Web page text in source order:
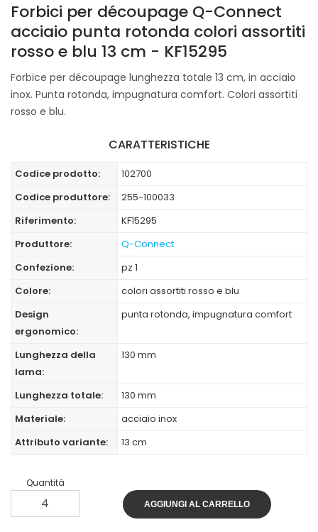
Forbici per découpage Q-Connect
acciaio punta rotonda colori assortiti
rosso e blu 13 cm - KF15295
Forbice per découpage lunghezza totale 13 cm, in acciaio
inox. Punta rotonda, impugnatura comfort. Colori assortiti
rosso e blu.
CARATTERISTICHE
Codice prodotto:
102700
Codice produttore:
255-100033
Riferimento:
KF15295
Produttore:
Q-Connect
Confezione:
pz 1
Colore:
colori assortiti rosso e blu
Design
ergonomico:
punta rotonda, impugnatura comfort
Lunghezza della
lama:
130 mm
Lunghezza totale:
130 mm
Materiale:
acciaio inox
Attributo variante:
13 cm
Quantità
AGGIUNGI AL CARRELLO